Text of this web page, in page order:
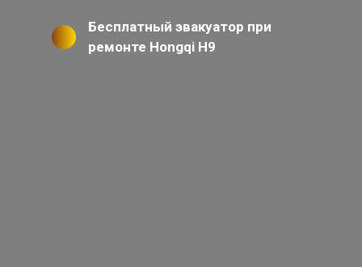
Бесплатный эвакуатор при
ремонте Hongqi H9